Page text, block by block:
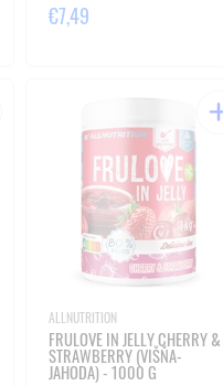
€7,49
ALLNUTRITION
FRULOVE IN JELLY CHERRY &
STRAWBERRY (VIŠŇA-
JAHODA) - 1000 G